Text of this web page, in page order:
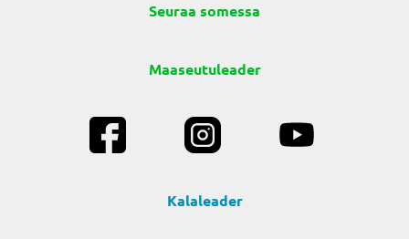
Seuraa somessa
Maaseutuleader
Kalaleader